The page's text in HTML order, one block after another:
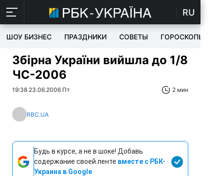
RU
ШОУ БИЗНЕС ПРАЗДНИКИ СОВЕТЫ ГОРОСКОПЫ
Збірна України вийшла до 1/8
ЧС-2006
19:38 23.06.2006 Пт 2 мин
RBC.UA
Будь в курсе, а не в шоке! Добавь
содержание своей ленте вместе с РБК-
Украина в Google